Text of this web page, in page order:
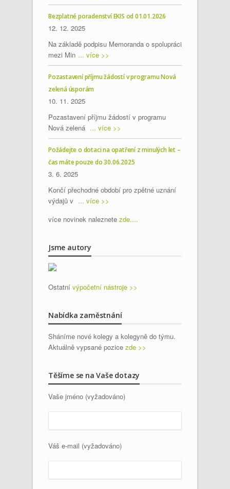
Bezplatné poradenství EKIS od 01.01.2026
12. 12. 2025
Na základě podpisu Memoranda o spolupráci
mezi Min ... více >>
Pozastavení příjmu žádostí v programu Nová
zelená úsporám
10. 11. 2025
Pozastavení příjmu žádostí v programu
Nová zelená ... více >>
Požádejte o dotaci na opatření z minulých let –
čas máte pouze do 30.06.2025
3. 6. 2025
Končí přechodné období pro zpětné uznání
výdajů v ... více >>
více novinek naleznete zde....
Jsme autory
Ostatní výpočetní nástroje >>
Nabídka zaměstnání
Sháníme nové kolegy a kolegyně do týmu.
Aktuálně vypsané pozice zde >>
Těšíme se na Vaše dotazy
Vaše jméno (vyžadováno)
Váš e-mail (vyžadováno)